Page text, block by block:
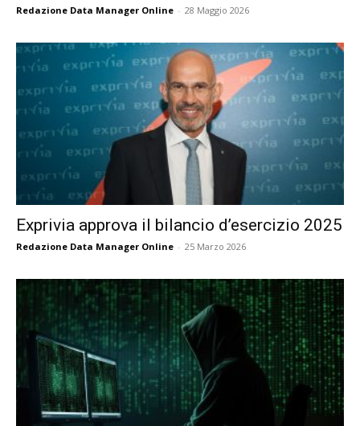
Redazione Data Manager Online - 28 Maggio 2026
Exprivia approva il bilancio d’esercizio 2025
Redazione Data Manager Online - 25 Marzo 2026